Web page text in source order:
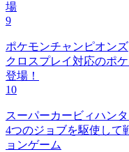
場
9
ポケモンチャンピオンズ
クロスプレイ対応のポ
登場！
10
スーパーカービィハン
4つのジョブを駆使して
ョンゲーム